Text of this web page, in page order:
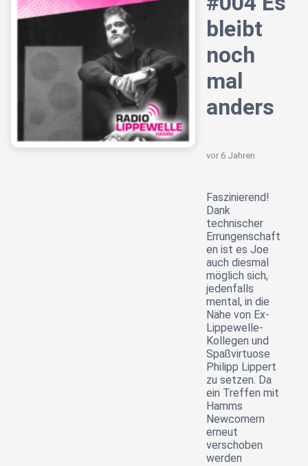
bleibt
noch
mal
anders
vor 6 Jahren
Faszinierend!
Dank
technischer
Errungenschaft
en ist es Joe
auch diesmal
möglich sich,
jedenfalls
mental, in die
Nähe von Ex-
Lippewelle-
Kollegen und
Spaßvirtuose
Philipp Lippert
zu setzen. Da
ein Treffen mit
Hamms
Newcomern
erneut
verschoben
werden